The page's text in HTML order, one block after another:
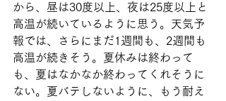
から、昼は30度以上、夜は25度以上と
高温が続いているように思う。天気予
報では、さらにまだ1週間も、2週間も
高温が続きそう。夏休みは終わって
も、夏はなかなか終わってくれそうに
ない。夏バテしないように、もう耐え